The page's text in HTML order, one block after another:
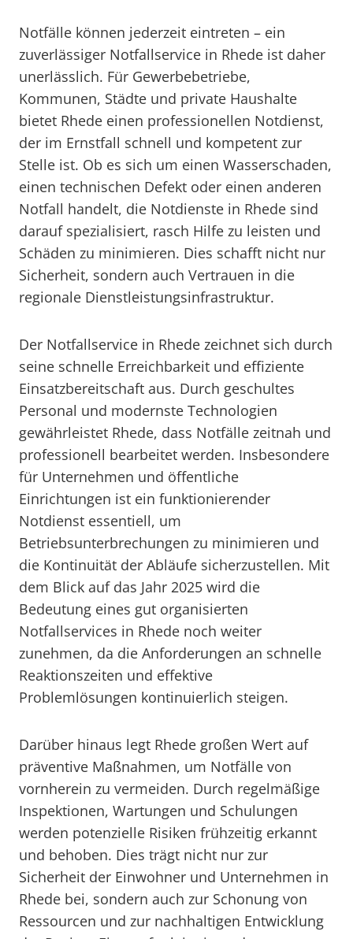
Notfälle können jederzeit eintreten – ein
zuverlässiger Notfallservice in Rhede ist daher
unerlässlich. Für Gewerbebetriebe,
Kommunen, Städte und private Haushalte
bietet Rhede einen professionellen Notdienst,
der im Ernstfall schnell und kompetent zur
Stelle ist. Ob es sich um einen Wasserschaden,
einen technischen Defekt oder einen anderen
Notfall handelt, die Notdienste in Rhede sind
darauf spezialisiert, rasch Hilfe zu leisten und
Schäden zu minimieren. Dies schafft nicht nur
Sicherheit, sondern auch Vertrauen in die
regionale Dienstleistungsinfrastruktur.
Der Notfallservice in Rhede zeichnet sich durch
seine schnelle Erreichbarkeit und effiziente
Einsatzbereitschaft aus. Durch geschultes
Personal und modernste Technologien
gewährleistet Rhede, dass Notfälle zeitnah und
professionell bearbeitet werden. Insbesondere
für Unternehmen und öffentliche
Einrichtungen ist ein funktionierender
Notdienst essentiell, um
Betriebsunterbrechungen zu minimieren und
die Kontinuität der Abläufe sicherzustellen. Mit
dem Blick auf das Jahr 2025 wird die
Bedeutung eines gut organisierten
Notfallservices in Rhede noch weiter
zunehmen, da die Anforderungen an schnelle
Reaktionszeiten und effektive
Problemlösungen kontinuierlich steigen.
Darüber hinaus legt Rhede großen Wert auf
präventive Maßnahmen, um Notfälle von
vornherein zu vermeiden. Durch regelmäßige
Inspektionen, Wartungen und Schulungen
werden potenzielle Risiken frühzeitig erkannt
und behoben. Dies trägt nicht nur zur
Sicherheit der Einwohner und Unternehmen in
Rhede bei, sondern auch zur Schonung von
Ressourcen und zur nachhaltigen Entwicklung